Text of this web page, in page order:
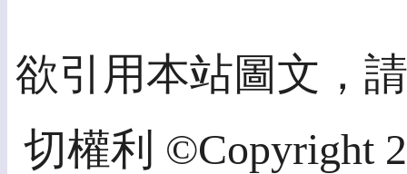
欲引用本站圖文，
切權利 ©Copyright